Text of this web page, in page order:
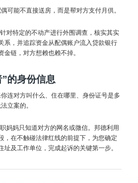
可能不直接送房，而是帮对方支付月供。
对特定的不动产进行外围调查，核实其实
系，并追踪资金从配偶账户流入贷款银行
金链，对方想赖也赖不掉。
的身份信息
连对方叫什么、住在哪里、身份证号是多
立案的。
妈妈只知道对方的网名或微信。邦德利用
，在不触碰法律红线的前提下，为您确定
址及工作单位，完成起诉的关键第一步。